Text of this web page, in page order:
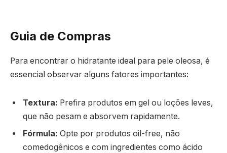
Guia de Compras
Para encontrar o hidratante ideal para pele oleosa, é
essencial observar alguns fatores importantes:
Textura: Prefira produtos em gel ou loções leves,
que não pesam e absorvem rapidamente.
Fórmula: Opte por produtos oil-free, não
comedogênicos e com ingredientes como ácido